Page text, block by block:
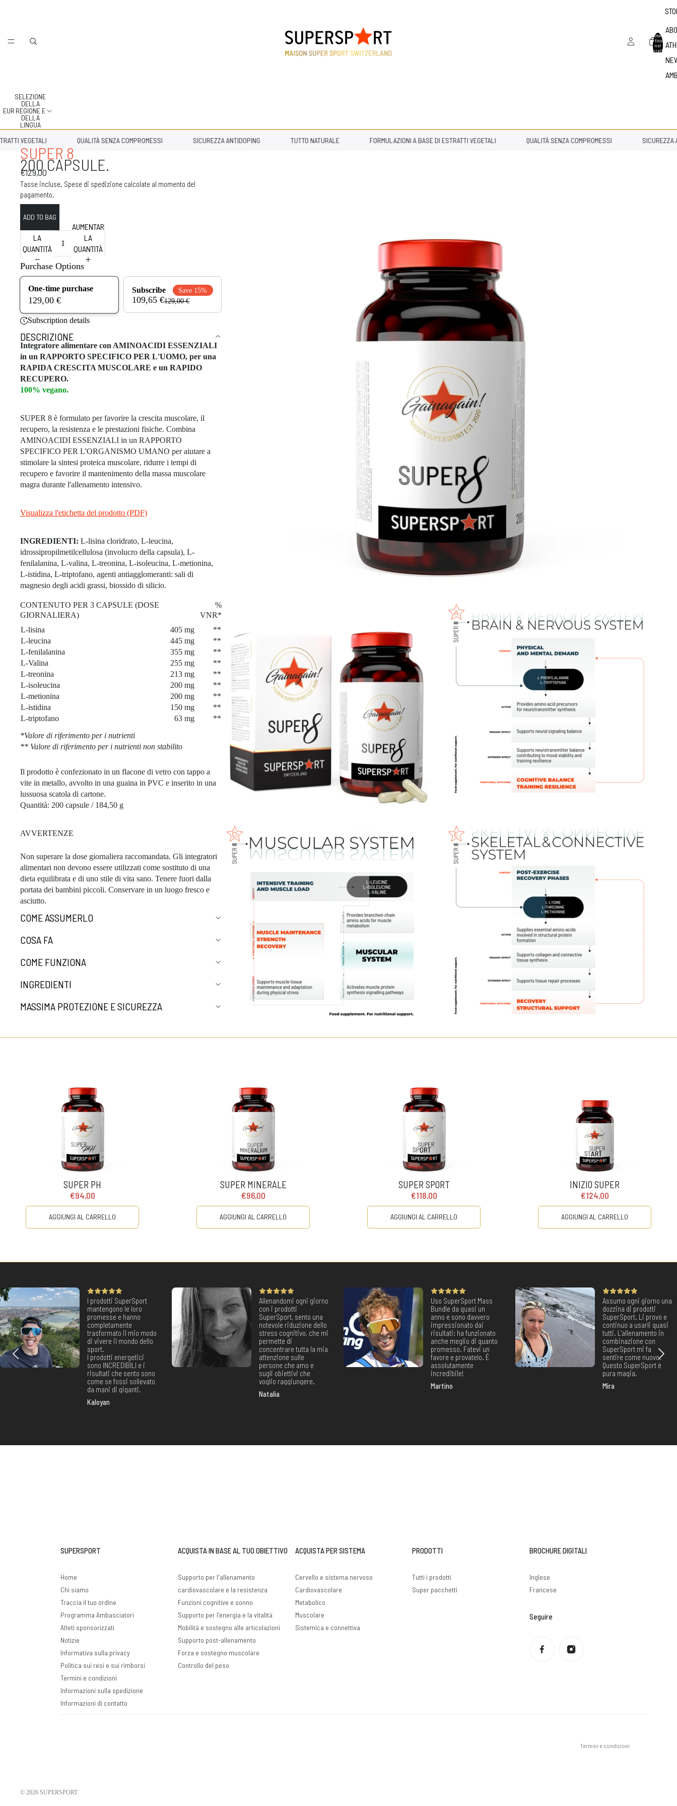
EUR
SELEZIONE
DELLA
REGIONE E
DELLA
LINGUA
Totale
articoli
nel
carrello:
VEGETALI QUALITÀ SENZA COMPROMESSI SICUREZZA ANTIDOPING TUTTO NATURALE FORMULAZIONI A BASE DI ESTRATTI VEGETALI QUALITÀ SENZA COMPROMESSI SICUREZZA
SUPER 8
200 CAPSULE.
€129,00
Tasse incluse. Spese di spedizione calcolate al momento del
pagamento.
LA
QUANTITÀ
AUMENTARE
LA
QUANTITÀ
Purchase Options
One-time purchase
129,00 €
Subscribe Save 15%
109,65 €129,00 €
Subscription details
DESCRIZIONE
Integratore alimentare con AMINOACIDI ESSENZIALI
in un RAPPORTO SPECIFICO PER L'UOMO, per una
RAPIDA CRESCITA MUSCOLARE e un RAPIDO
RECUPERO.
100% vegano.
SUPER 8 è formulato per favorire la crescita muscolare, il
recupero, la resistenza e le prestazioni fisiche. Combina
AMINOACIDI ESSENZIALI in un RAPPORTO
SPECIFICO PER L'ORGANISMO UMANO per aiutare a
stimolare la sintesi proteica muscolare, ridurre i tempi di
recupero e favorire il mantenimento della massa muscolare
magra durante l'allenamento intensivo.
Visualizza l'etichetta del prodotto (PDF)
INGREDIENTI: L-lisina cloridrato, L-leucina,
idrossipropilmetilcellulosa (involucro della capsula), L-
fenilalanina, L-valina, L-treonina, L-isoleucina, L-metionina,
L-istidina, L-triptofano, agenti antiagglomeranti: sali di
magnesio degli acidi grassi, biossido di silicio.
CONTENUTO PER 3 CAPSULE (DOSE
GIORNALIERA)
%
VNR*
L-lisina
405 mg
**
L-leucina
445 mg
**
L-fenilalanina
355 mg
**
L-Valina
255 mg
**
L-treonina
213 mg
**
L-isoleucina
200 mg
**
L-metionina
200 mg
**
L-istidina
150 mg
**
L-triptofano
63 mg
**
*Valore di riferimento per i nutrienti
** Valore di riferimento per i nutrienti non stabilito
Il prodotto è confezionato in un flacone di vetro con tappo a
vite in metallo, avvolto in una guaina in PVC e inserito in una
lussuosa scatola di cartone.
Quantità: 200 capsule / 184,50 g
AVVERTENZE
Non superare la dose giornaliera raccomandata. Gli integratori
alimentari non devono essere utilizzati come sostituto di una
dieta equilibrata e di uno stile di vita sano. Tenere fuori dalla
portata dei bambini piccoli. Conservare in un luogo fresco e
asciutto.
COME ASSUMERLO
COSA FA
COME FUNZIONA
INGREDIENTI
MASSIMA PROTEZIONE E SICUREZZA
SUPER PH
€94,00
AGGIUNGI AL CARRELLO
SUPER MINERALE
€96,00
AGGIUNGI AL CARRELLO
SUPER SPORT
€118,00
AGGIUNGI AL CARRELLO
INIZIO SUPER
€124,00
AGGIUNGI AL CARRELLO
I prodotti SuperSport
mantengono le loro
promesse e hanno
completamente
trasformato il mio modo
di vivere il mondo dello
sport.
I prodotti energetici
sono INCREDIBILI e i
risultati che sento sono
come se fossi sollevato
da mani di giganti.
Kaloyan
Allenandomi ogni giorno
con i prodotti
SuperSport, sento una
notevole riduzione dello
stress cognitivo, che mi
permette di
concentrare tutta la mia
attenzione sulle
persone che amo e
sugli obiettivi che
voglio raggiungere.
Natalia
Uso SuperSport Mass
Bundle da quasi un
anno e sono davvero
impressionato dai
risultati: ha funzionato
anche meglio di quanto
promesso. Fatevi un
favore e provatelo. È
assolutamente
incredibile!
Martino
Assumo ogni giorno una
dozzina di prodotti
SuperSport. Li provo e
continuo a usarli quasi
tutti. L'allenamento in
combinazione con
SuperSport mi fa
sentire come nuovo.
Questo SuperSport è
pura magia.
Mira
SUPERSPORT
Home
Chi siamo
Traccia il tuo ordine
Programma Ambasciatori
Atleti sponsorizzati
Notizie
Informativa sulla privacy
Politica sui resi e sui rimborsi
Termini e condizioni
Informazioni sulla spedizione
Informazioni di contatto
ACQUISTA IN BASE AL TUO OBIETTIVO
Supporto per l'allenamento
cardiovascolare e la resistenza
Funzioni cognitive e sonno
Supporto per l'energia e la vitalità
Mobilità e sostegno alle articolazioni
Supporto post-allenamento
Forza e sostegno muscolare
Controllo del peso
ACQUISTA PER SISTEMA
Cervello e sistema nervoso
Cardiovascolare
Metabolico
Muscolare
Sistemica e connettiva
PRODOTTI
Tutti i prodotti
Super pacchetti
BROCHURE DIGITALI
Inglese
Francese
Seguire
© 2026 SUPERSPORT
Termini e condizioni